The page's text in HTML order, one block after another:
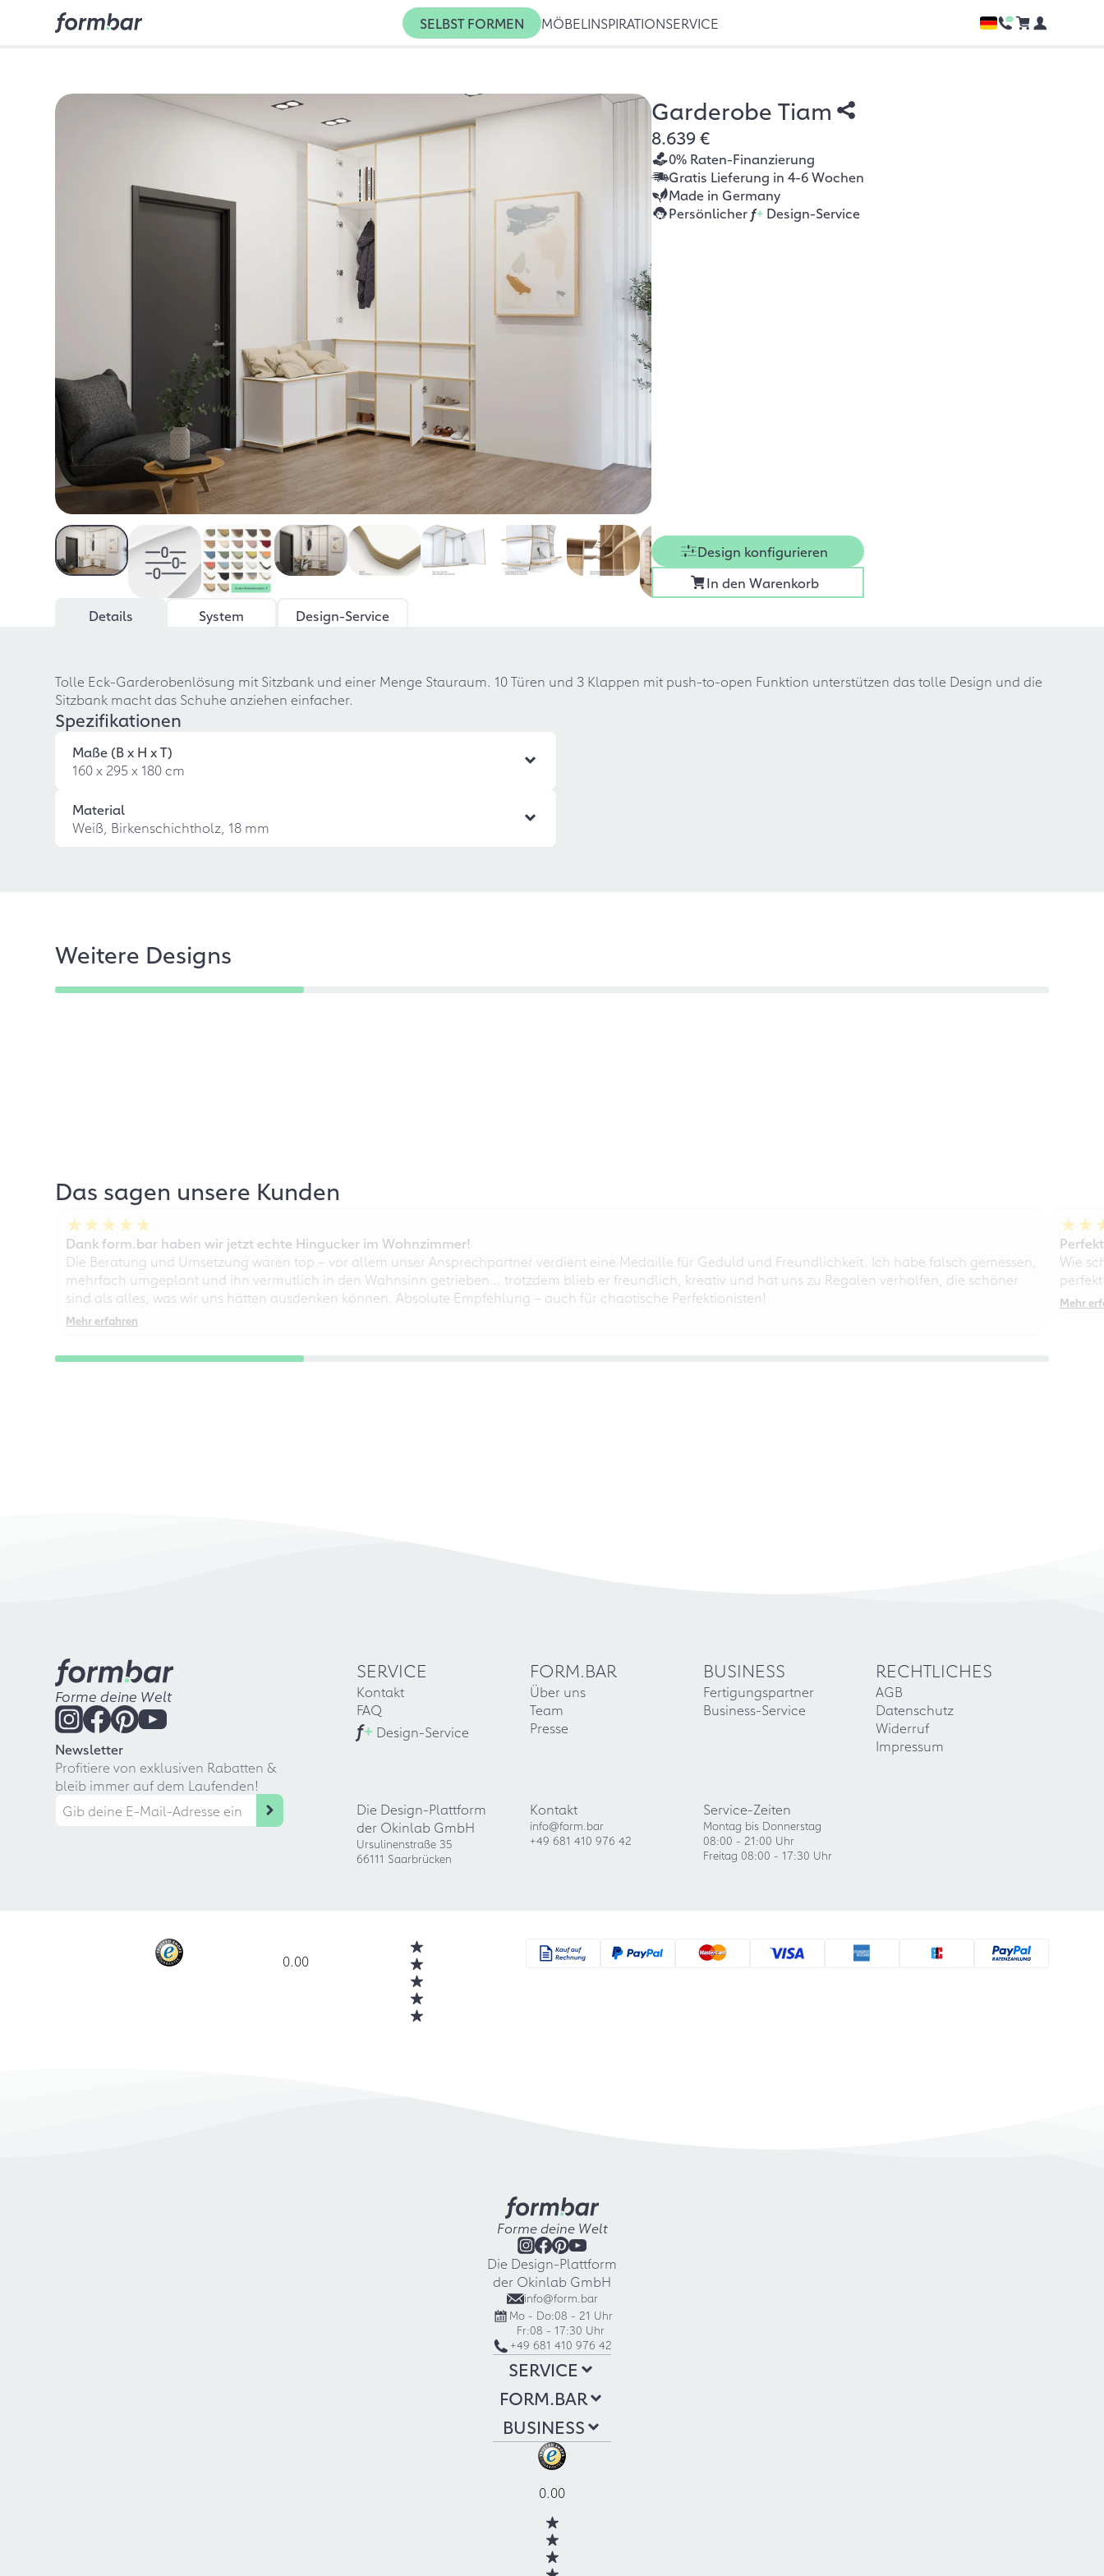
SELBST FORMEN MÖBEL INSPIRATIONSERVICE
Garderobe Tiam
8.639 €
0% Raten-Finanzierung
Gratis Lieferung in 4-6 Wochen
Made in Germany
Persönlicher f+Design-Service
Design konfigurieren
In den Warenkorb
Details
System Design-Service
Tolle Eck-Garderobenlösung mit Sitzbank und einer Menge Stauraum. 10 Türen und 3 Klappen mit push-to-open Funktion unterstützen das tolle Design und die
Sitzbank macht das Schuhe anziehen einfacher.
Spezifikationen
Maße (B x H x T)
160 x 295 x 180 cm
Material
Weiß, Birkenschichtholz, 18 mm
Weitere Designs
Das sagen unsere Kunden
Dank form.bar haben wir jetzt echte Hingucker im Wohnzimmer!
Die Beratung und Umsetzung waren top – vor allem unser Ansprechpartner verdient eine Medaille für Geduld und Freundlichkeit. Ich habe falsch gemessen,
mehrfach umgeplant und ihn vermutlich in den Wahnsinn getrieben… trotzdem blieb er freundlich, kreativ und hat uns zu Regalen verholfen, die schöner
sind als alles, was wir uns hätten ausdenken können. Absolute Empfehlung – auch für chaotische Perfektionisten!
Mehr erfahren
Wie
Mehr
Forme deine Welt
Newsletter
Profitiere von exklusiven Rabatten &
bleib immer auf dem Laufenden!
SERVICE
Kontakt
FAQ
f+ Design-Service
FORM.BAR
Über uns
Team
Presse
BUSINESS
Fertigungspartner
Business-Service
RECHTLICHES
AGB
Datenschutz
Widerruf
Impressum
Die Design-Plattform
der Okinlab GmbH
Ursulinenstraße 35
66111 Saarbrücken
Kontakt
info@form.bar
+49 681 410 976 42
Service-Zeiten
Montag bis Donnerstag
08:00 - 21:00 Uhr
Freitag 08:00 - 17:30 Uhr
0.00
Forme deine Welt
Die Design-Plattform
der Okinlab GmbH
info@form.bar
Mo - Do:08 - 21 Uhr
Fr:08 - 17:30 Uhr
+49 681 410 976 42
SERVICE
FORM.BAR
BUSINESS
0.00